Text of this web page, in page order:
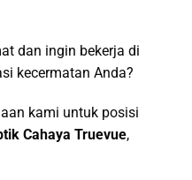
dan ingin bekerja di
kecermatan Anda?
kami untuk posisi
Cahaya Truevue,